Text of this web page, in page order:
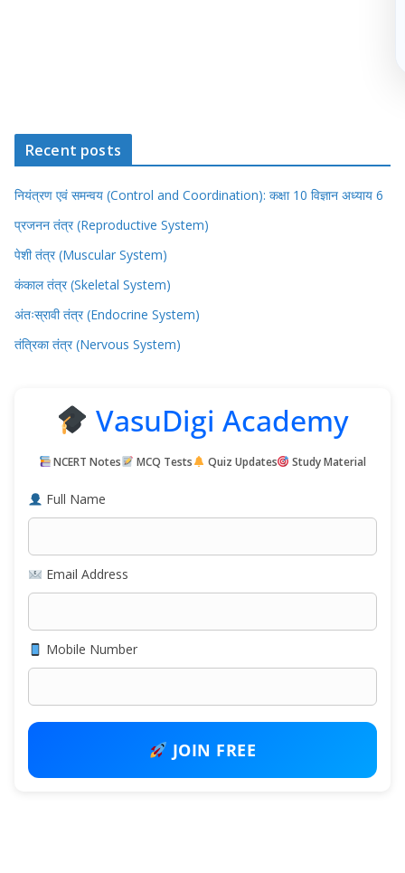
Recent posts
नियंत्रण एवं समन्वय (Control and Coordination): कक्षा 10 विज्ञान अध्याय 6
प्रजनन तंत्र (Reproductive System)
पेशी तंत्र (Muscular System)
कंकाल तंत्र (Skeletal System)
अंतःस्रावी तंत्र (Endocrine System)
तंत्रिका तंत्र (Nervous System)
VasuDigi Academy
NCERT Notes MCQ Tests Quiz Updates Study Material
Full Name
Email Address
Mobile Number
JOIN FREE